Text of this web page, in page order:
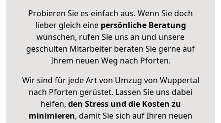
Probieren Sie es einfach aus. Wenn Sie doch
lieber gleich eine persönliche Beratung
wünschen, rufen Sie uns an und unsere
geschulten Mitarbeiter beraten Sie gerne auf
Ihrem neuen Weg nach Pforten.
Wir sind für jede Art von Umzug von Wuppertal
nach Pforten gerüstet. Lassen Sie uns dabei
helfen, den Stress und die Kosten zu
minimieren, damit Sie sich auf Ihren neuen